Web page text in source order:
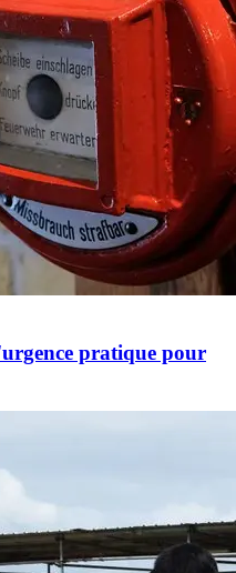
pratique pour